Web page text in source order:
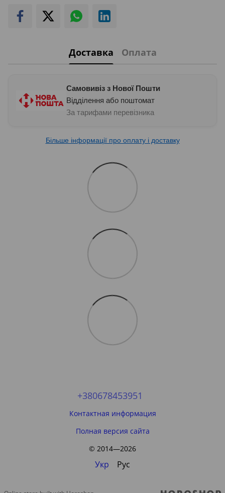
Доставка Оплата
Самовивіз з Нової Пошти
Відділення або поштомат
За тарифами перевізника
Більше інформації про оплату і доставку
+380678453951
Контактная информация
Полная версия сайта
© 2014—2026
Укр Рус